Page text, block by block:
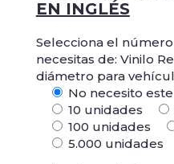
EN INGLÉS
Selecciona el
necesitas de: Vinilo
diámetro para
No necesito
10 unidades
100 unidades
5.000 unidades